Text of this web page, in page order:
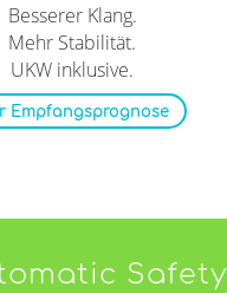
Besserer Klang.
Mehr Stabilität.
UKW inklusive.
Empfangsprognose
Safety